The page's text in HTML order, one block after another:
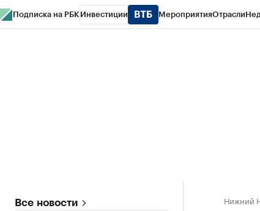
Подписка на РБК Инвестиции МероприятияОтрасли
Все новости Нижний